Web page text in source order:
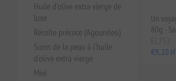
Huile d'olive extra vierge de
luxe
Récolte précoce (Agoureleo)
Soins de la peau à l'huile
d'olive extra vierge
Miel
Un
80g -
€9,20